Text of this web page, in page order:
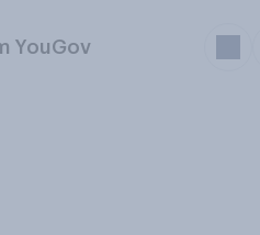
YouGov